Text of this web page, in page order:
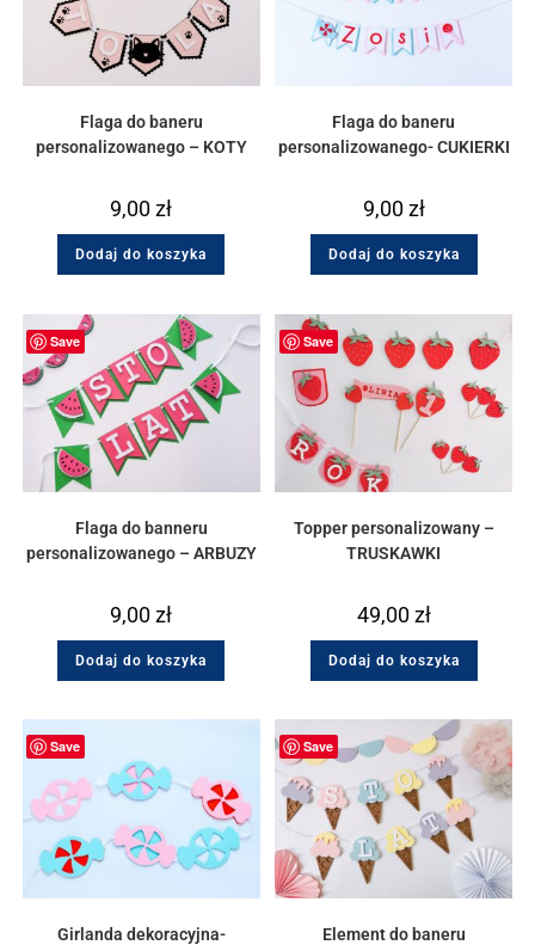
Flaga do baneru
personalizowanego – KOTY
9,00zł
Dodaj do koszyka
Flaga do baneru
personalizowanego- CUKIERKI
9,00zł
Dodaj do koszyka
Save
Flaga do banneru
personalizowanego – ARBUZY
9,00zł
Dodaj do koszyka
Save
Topper personalizowany –
TRUSKAWKI
49,00zł
Dodaj do koszyka
Save
Girlanda dekoracyjna-
Save
Element do baneru